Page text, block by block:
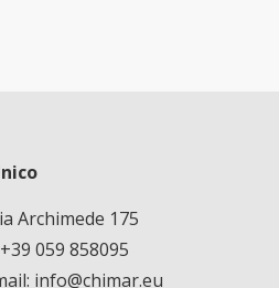
Archimede 175
059 858095
info@chimar.eu